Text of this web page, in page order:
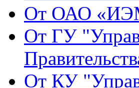
От ОАО
От ГУ
От КУ